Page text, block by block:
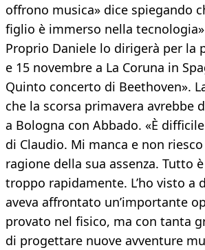
offrono musica» dice spiegando
figlio è immerso nella
Proprio Daniele lo dirigerà per la
e 15 novembre a La Coruna in
Quinto concerto di Beethoven».
che la scorsa primavera avrebbe
a Bologna con Abbado. «È
di Claudio. Mi manca e non
ragione della sua assenza. Tutto
troppo rapidamente. L’ho visto a
aveva affrontato un’importante
provato nel fisico, ma con tanta
di progettare nuove avventure